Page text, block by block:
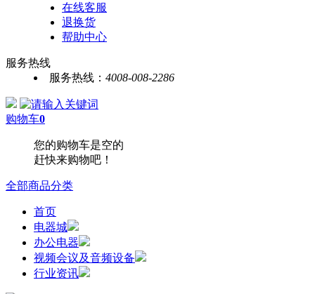
在线客服
退换货
帮助中心
服务热线
服务热线： 4008-008-2286
购物车0
您的购物车是空的
赶快来购物吧！
全部商品分类
首页
电器城
办公电器
视频会议及音频设备
行业资讯